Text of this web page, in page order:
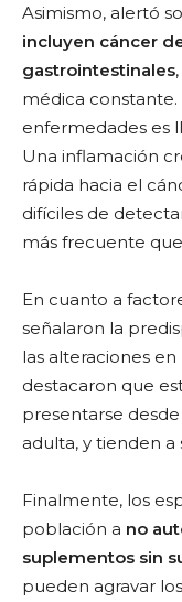
Asimismo, alertó
incluyen cáncer
gastrointestinales
médica constante.
enfermedades es
Una inflamación
rápida hacia el
difíciles de
más frecuente
En cuanto a
señalaron la
las alteraciones
destacaron que
presentarse
adulta, y tienden a
Finalmente, los
población a no
suplementos sin
pueden agravar